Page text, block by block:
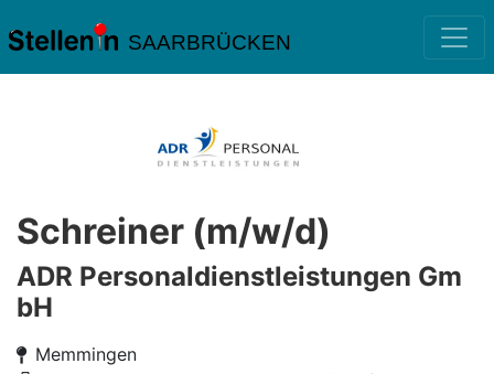
SAARBRÜCKEN
Schreiner (m/w/d)
ADR Personaldienstleistungen Gm
bH
Memmingen